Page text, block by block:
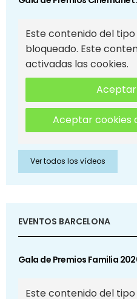
Este contenido del tipo
bloqueado. Este
activadas las cookies.
Aceptar cookies
Ver todos los vídeos
EVENTOS BARCELONA
Gala de Premios Familia
Este contenido del tipo